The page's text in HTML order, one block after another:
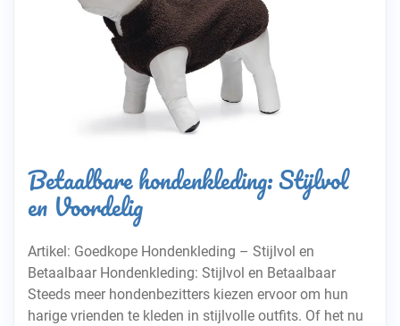
Betaalbare hondenkleding: Stijlvol
en Voordelig
Artikel: Goedkope Hondenkleding – Stijlvol en
Betaalbaar Hondenkleding: Stijlvol en Betaalbaar
Steeds meer hondenbezitters kiezen ervoor om hun
harige vrienden te kleden in stijlvolle outfits. Of het nu